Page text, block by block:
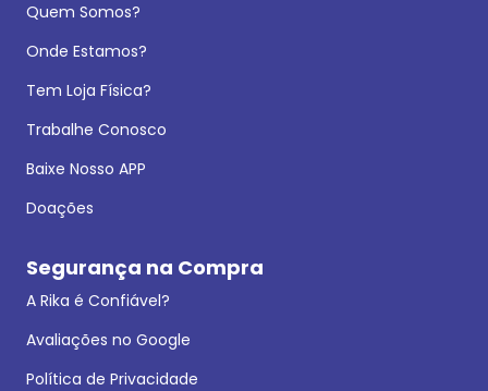
Quem Somos?
Onde Estamos?
Tem Loja Física?
Trabalhe Conosco
Baixe Nosso APP
Doações
Segurança na Compra
A Rika é Confiável?
Avaliações no Google
Política de Privacidade